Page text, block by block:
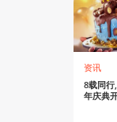
资讯
8载同行
年庆典